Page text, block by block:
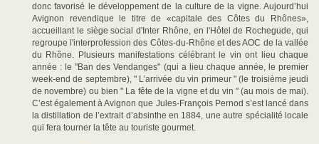
donc favorisé le développement de la culture de la vigne. Aujourd’hui
Avignon revendique le titre de «capitale des Côtes du Rhônes»,
accueillant le siège social d'Inter Rhône, en l'Hôtel de Rochegude, qui
regroupe l'interprofession des Côtes-du-Rhône et des AOC de la vallée
du Rhône. Plusieurs manifestations célébrant le vin ont lieu chaque
année : le "Ban des Vendanges" (qui a lieu chaque année, le premier
week-end de septembre), " L’arrivée du vin primeur " (le troisième jeudi
de novembre) ou bien " La fête de la vigne et du vin " (au mois de mai).
C’est également à Avignon que Jules-François Pernod s’est lancé dans
la distillation de l’extrait d’absinthe en 1884, une autre spécialité locale
qui fera tourner la tête au touriste gourmet.